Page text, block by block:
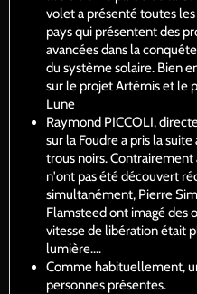
volet a présenté toutes
pays qui présentent des
avancées dans la
du système solaire. Bien
sur le projet Artémis et le
Lune
Raymond PICCOLI,
sur la Foudre a pris la
trous noirs.
n'ont pas été découvert
simultanément, Pierre
Flamsteed ont imagé des
vitesse de libération était
lumière....
Comme habituellement,
personnes présentes.